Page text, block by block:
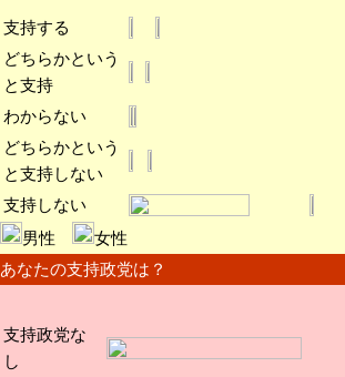
支持する
どちらかという
と支持
わからない
どちらかという
と支持しない
支持しない
男性
女性
あなたの支持政党は？
支持政党な
し